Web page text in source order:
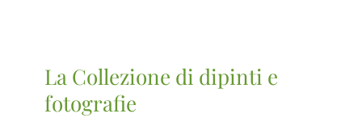
La Collezione di dipinti e
fotografie